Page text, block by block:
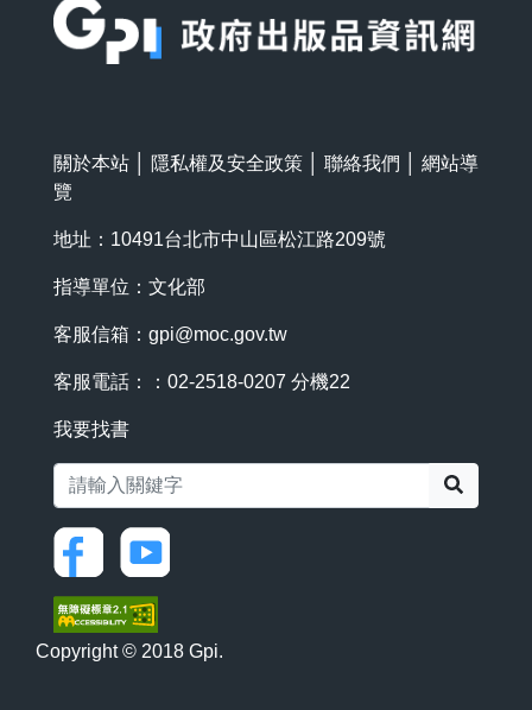
關於本站 隱私權及安全政策 聯絡我們
網站導
覽
地址：10491台北市中山區松江路209號
指導單位：文化部
客服信箱： gpi@moc.gov.tw
客服電話：：02-2518-0207 分機22
我要找書
Copyright © 2018 Gpi.